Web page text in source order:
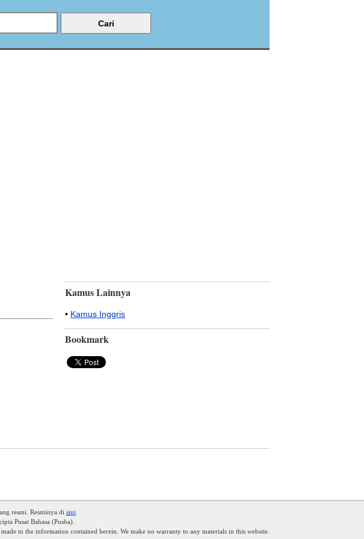
Kamus Lainnya
• Kamus Inggris
Bookmark
resmi. Resminya di sini
Pusat Bahasa (Pusba).
to the information contained herein. We make no warranty to any materials in this website.